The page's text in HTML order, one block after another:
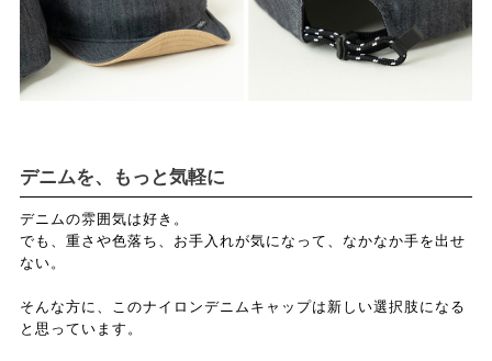
デニムを、もっと気軽に
デニムの雰囲気は好き。
でも、重さや色落ち、お手入れが気になって、なかなか手を出せ
ない。
そんな方に、このナイロンデニムキャップは新しい選択肢になる
と思っています。